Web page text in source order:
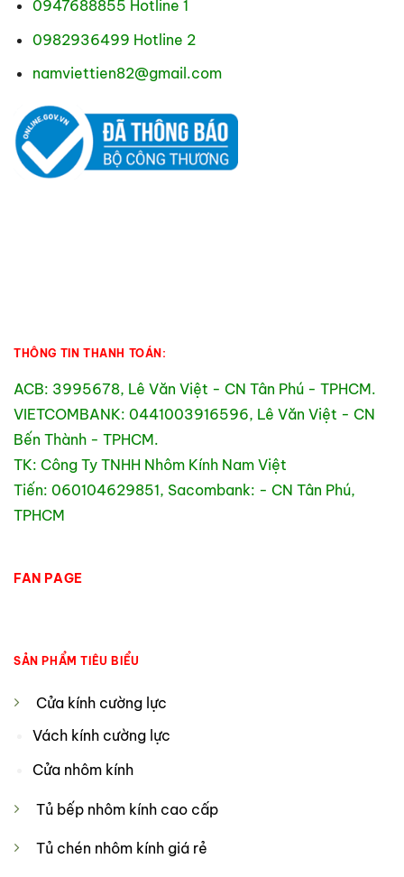
0947688855 Hotline 1
0982936499 Hotline 2
namviettien82@gmail.com
THÔNG TIN THANH TOÁN:
ACB: 3995678, Lê Văn Việt - CN Tân Phú - TPHCM.
VIETCOMBANK: 0441003916596, Lê Văn Việt - CN
Bến Thành - TPHCM.
TK: Công Ty TNHH Nhôm Kính Nam Việt
Tiến: 060104629851, Sacombank: - CN Tân Phú,
TPHCM
FAN PAGE
SẢN PHẨM TIÊU BIỂU
Cửa kính cường lực
Vách kính cường lực
Cửa nhôm kính
Tủ bếp nhôm kính cao cấp
Tủ chén nhôm kính giá rẻ